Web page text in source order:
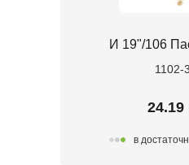
И 19"/106
1102-
24.19
в